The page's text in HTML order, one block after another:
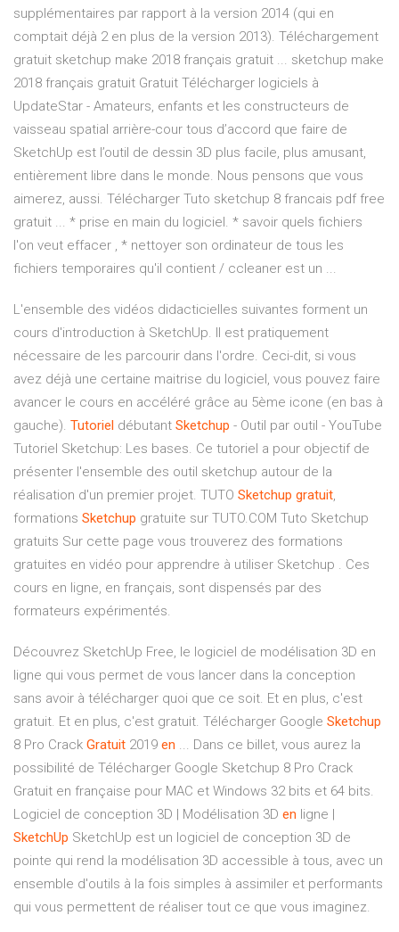
supplémentaires par rapport à la version 2014 (qui en
comptait déjà 2 en plus de la version 2013). Téléchargement
gratuit sketchup make 2018 français gratuit ... sketchup make
2018 français gratuit Gratuit Télécharger logiciels à
UpdateStar - Amateurs, enfants et les constructeurs de
vaisseau spatial arrière-cour tous d’accord que faire de
SketchUp est l’outil de dessin 3D plus facile, plus amusant,
entièrement libre dans le monde. Nous pensons que vous
aimerez, aussi. Télécharger Tuto sketchup 8 francais pdf free
gratuit ... * prise en main du logiciel. * savoir quels fichiers
l'on veut effacer , * nettoyer son ordinateur de tous les
fichiers temporaires qu'il contient / ccleaner est un ...
L'ensemble des vidéos didacticielles suivantes forment un
cours d'introduction à SketchUp. Il est pratiquement
nécessaire de les parcourir dans l'ordre. Ceci-dit, si vous
avez déjà une certaine maitrise du logiciel, vous pouvez faire
avancer le cours en accéléré grâce au 5ème icone (en bas à
gauche). Tutoriel débutant Sketchup - Outil par outil - YouTube
Tutoriel Sketchup: Les bases. Ce tutoriel a pour objectif de
présenter l'ensemble des outil sketchup autour de la
réalisation d'un premier projet. TUTO Sketchup gratuit,
formations Sketchup gratuite sur TUTO.COM Tuto Sketchup
gratuits Sur cette page vous trouverez des formations
gratuites en vidéo pour apprendre à utiliser Sketchup . Ces
cours en ligne, en français, sont dispensés par des
formateurs expérimentés.
Découvrez SketchUp Free, le logiciel de modélisation 3D en
ligne qui vous permet de vous lancer dans la conception
sans avoir à télécharger quoi que ce soit. Et en plus, c'est
gratuit. Et en plus, c'est gratuit. Télécharger Google Sketchup
8 Pro Crack Gratuit 2019 en ... Dans ce billet, vous aurez la
possibilité de Télécharger Google Sketchup 8 Pro Crack
Gratuit en française pour MAC et Windows 32 bits et 64 bits.
Logiciel de conception 3D | Modélisation 3D en ligne |
SketchUp SketchUp est un logiciel de conception 3D de
pointe qui rend la modélisation 3D accessible à tous, avec un
ensemble d'outils à la fois simples à assimiler et performants
qui vous permettent de réaliser tout ce que vous imaginez.